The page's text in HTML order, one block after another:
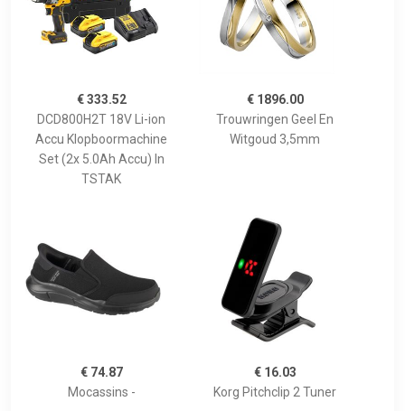
€ 333.52
DCD800H2T 18V Li-ion
Accu Klopboormachine
Set (2x 5.0Ah Accu) In
TSTAK
€ 1896.00
Trouwringen Geel En
Witgoud 3,5mm
€ 74.87
Mocassins -
€ 16.03
Korg Pitchclip 2 Tuner